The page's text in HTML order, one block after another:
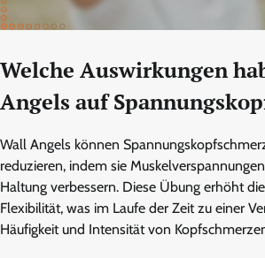
Welche Auswirkungen
Angels auf
Wall Angels können
reduzieren, indem sie
Haltung verbessern. Diese Übung erhöht
Flexibilität, was im Laufe der Zeit zu einer
Häufigkeit und Intensität von